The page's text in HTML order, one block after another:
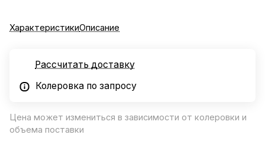
ХарактеристикиОписание
Рассчитать доставку
Колеровка по запросу
Цена может измениться в зависимости от колеровки и
объема поставки